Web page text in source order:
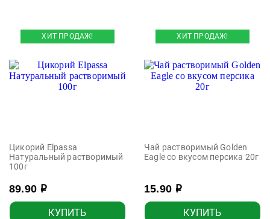
ХИТ ПРОДАЖ!
Цикорий Elpassa
Натуральный растворимый
100г
89.90 р
КУПИТЬ
ХИТ ПРОДАЖ!
Чай растворимый Golden
Eagle со вкусом персика 20г
15.90 р
КУПИТЬ